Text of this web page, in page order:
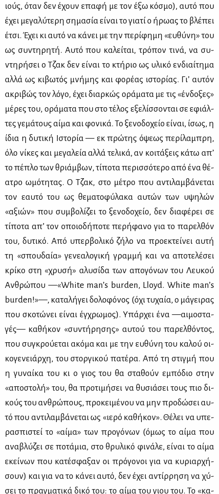
ιούς, όταν δεν έχουν επα­φή με τον έξω κό­σμο), αυ­τό που
έχει με­γα­λύ­τε­ρη ση­μα­σία εί­ναι το για­τί ο ήρω­ας το βλέ­πει
έτσι. Έχει κι αυ­τό να κά­νει με την πε­ρί­φη­μη «ευ­θύ­νη» του
ως συ­ντη­ρη­τή. Αυ­τό που κα­λεί­ται, τρό­πον τι­νά, να συ­
ντη­ρή­σει ο Τζακ δεν εί­ναι το κτή­ριο ως υλι­κό εν­διαί­τη­μα
αλ­λά ως κι­βω­τός μνή­μης και φο­ρέ­ας ιστο­ρί­ας. Γι’ αυ­τόν
ακρι­βώς τον λό­γο, έχει διαρ­κώς ορά­μα­τα με τις «έν­δο­ξες»
μέ­ρες του, ορά­μα­τα που στο τέ­λος εξε­λίσ­σο­νται σε εφιάλ­
τες γε­μά­τους αί­μα και φο­νι­κά. Το ξε­νο­δο­χείο εί­ναι, ίσως, η
ίδια η δυ­τι­κή Ιστο­ρία — εκ πρώ­της όψε­ως πε­ρί­λα­μπρη,
όλο νί­κες και με­γα­λεία αλ­λά τε­λι­κά, αν κοι­τά­ξεις κά­τω απ’
το πέ­πλο των θριάμ­βων, τί­πο­τα πε­ρισ­σό­τε­ρο από ένα θέ­
α­τρο ωμό­τη­τας. Ο Τζακ, στο μέ­τρο που αντι­λαμ­βά­νε­ται
τον εαυ­τό του ως θε­μα­το­φύ­λα­κα αυ­τών των υψη­λών
«αξιών» που συμ­βο­λί­ζει το ξε­νο­δο­χείο, δεν δια­φέ­ρει σε
τί­πο­τα απ’ τον οποιο­δή­πο­τε πε­ρή­φα­νο για το πα­ρελ­θόν
του, δυ­τι­κό. Από υπερ­βο­λι­κό ζή­λο να προ­ε­κτεί­νει αυ­τή
τη «σπου­δαία» γε­νε­α­λο­γι­κή γραμ­μή και να απο­τε­λέ­σει
κρί­κο στη «χρυ­σή» αλυ­σί­δα των απο­γό­νων του Λευ­κού
Αν­θρώ­που —«White man’s burden, Lloyd. White man’s
burden!»—, κα­τα­λή­γει δο­λο­φό­νος (όχι τυ­χαία, ο μά­γει­ρας
που σκο­τώ­νει εί­ναι έγ­χρω­μος). Υπάρ­χει ένα —αι­μο­στα­
γές— κα­θή­κον «συ­ντή­ρη­σης» αυ­τού του πα­ρελ­θό­ντος,
που συ­γκρού­ε­ται ακό­μα και με την ευ­θύ­νη του κα­λού οι­
κο­γε­νειάρ­χη, του στορ­γι­κού πα­τέ­ρα. Από τη στιγ­μή που
η γυ­ναί­κα του κι ο γιος του θα στα­θούν εμπό­διο στην
«απο­στο­λή» του, θα προ­τι­μή­σει να θυ­σιά­σει τους πιο δι­
κούς του αν­θρώ­πους, προ­κει­μέ­νου να μην προ­δώ­σει αυ­
τό που αντι­λαμ­βά­νε­ται ως «ιε­ρό κα­θή­κον». Θέ­λει να υπε­
ρα­σπι­στεί το «αί­μα» των προ­γό­νων (όμως το αί­μα που
ανα­βλύ­ζει σε πο­τά­μια, στο θρυ­λι­κό φι­νά­λε, εί­ναι το αί­μα
εκεί­νων που κα­τέ­σφα­ξαν οι πρό­γο­νοι για να κυ­ριαρ­χή­
σουν) και για να το κά­νει αυ­τό, δεν έχει αντίρ­ρη­ση να χύ­
σει το πραγ­μα­τι­κά δι­κό του: το αί­μα του γιου του. Το «κα­